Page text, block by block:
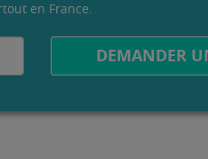
en France.
DEMANDER